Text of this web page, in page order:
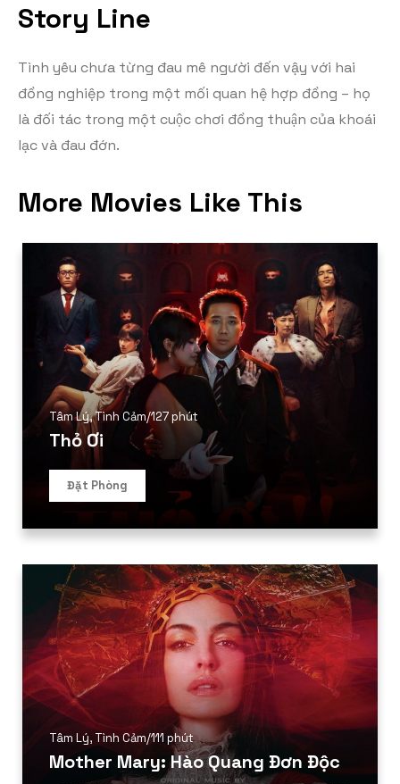
Story Line
Tình yêu chưa từng đau mê người đến vậy với hai
đồng nghiệp trong một mối quan hệ hợp đồng – họ
là đối tác trong một cuộc chơi đồng thuận của khoái
lạc và đau đớn.
More Movies Like This
Tâm Lý,Tình Cảm/127 phút
Thỏ Ơi
Đặt Phòng
Tâm Lý, Tình Cảm/111 phút
Mother Mary: Hào Quang Đơn Độc